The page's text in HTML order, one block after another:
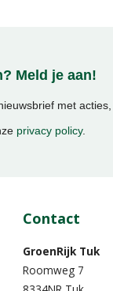
Meld je aan!
met
privacy policy.
Contact
GroenRijk Tuk
Roomweg 7